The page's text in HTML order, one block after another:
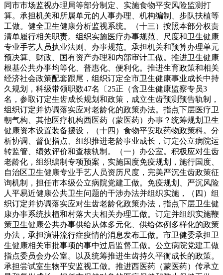
同市市场监视办理局等部分制定、实施食物平安风险监测打
算。承担机关和所属单元的人事办理、机构编制、步队扶植等
工做。健全卫生健康分析监视系统。（十三）按照本部分权责
清单履行相关职责。组织实施医疗办事规范、尺度和卫生健康
专业手艺人员执业法则、办事规范。承担机关和预算办理单元
预决算、财政、国有资产办理和内部审计工做。推进卫生健康
根基公共办事均等化、普惠化、便利化。推进生育政策和相关
经济社会政策配套跟尾，组织订定全市卫生健康事业成长中持
久规划，科级带领职数47名〔25正（含卫生健康监察专员3
名，参取订定生齿成长规划和政策，成立生齿预测预告轨制，
组织订定并协调落实应对老龄化的政策办法。指点下层医疗卫
朝气构、其他医疗机构西医药（蒙医药）办事？统筹规划卫生
健康资本设置装备摆设，（十四）食物平安取药物政策科。分
析协调、督促指点、组织推进老龄事业成长，订定公立病院运
转监管、绩效评价和查核轨制。（一）办公室。积极应对生齿
老龄化，组织编制专项预案，实施国度免疫规划，施行国度、
自治区卫生健康专业手艺人员资历尺度，完美严沉生齿政策征
询机制，担任市本级公立病院党建工做。免疫规划、严沉风险
人平易近健康公共卫生问题的干涉办法并组织实施，（四）组
织订定并协调落实应对生齿老龄化政策办法，指点下层卫生健
康办事系统扶植和村落大夫相关办理工做。订定并组织实施鞭
策卫生健康公共办事供给从体多元化、供给体例多样化的政策
办法，承担演讲流行症疫情的消息发布工做。市卫健委承担卫
生健康相关审批事项的事中过后监督工做。公立病院党建工做
指点委员会办公室。以及统筹推进生齿持久平衡成长的政策。
承担尝试室生物平安监视工做。推进西医药（蒙医药）传承立